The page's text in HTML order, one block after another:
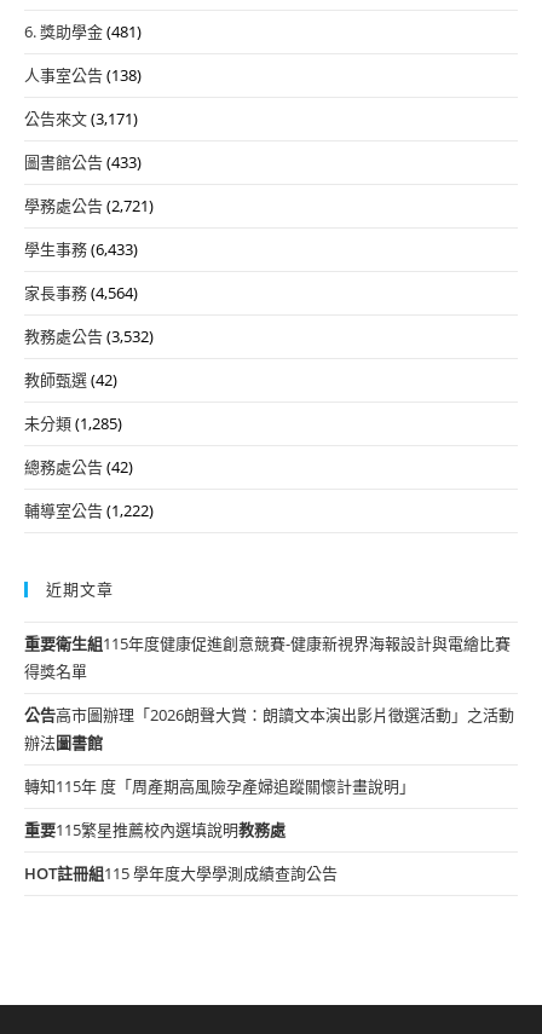
6. 獎助學金(481)
人事室公告(138)
公告來文(3,171)
圖書館公告(433)
學務處公告(2,721)
學生事務(6,433)
家長事務(4,564)
教務處公告(3,532)
教師甄選(42)
未分類(1,285)
總務處公告(42)
輔導室公告(1,222)
近期文章
重要衛生組115年度健康促進創意競賽-健康新視界海報設計與電繪比賽
得獎名單
公告高市圖辦理「2026朗聲大賞：朗讀文本演出影片徵選活動」之活動
辦法圖書館
轉知115年 度「周產期高風險孕產婦追蹤關懷計畫說明」
重要115繁星推薦校內選填說明教務處
HOT註冊組115 學年度大學學測成績查詢公告